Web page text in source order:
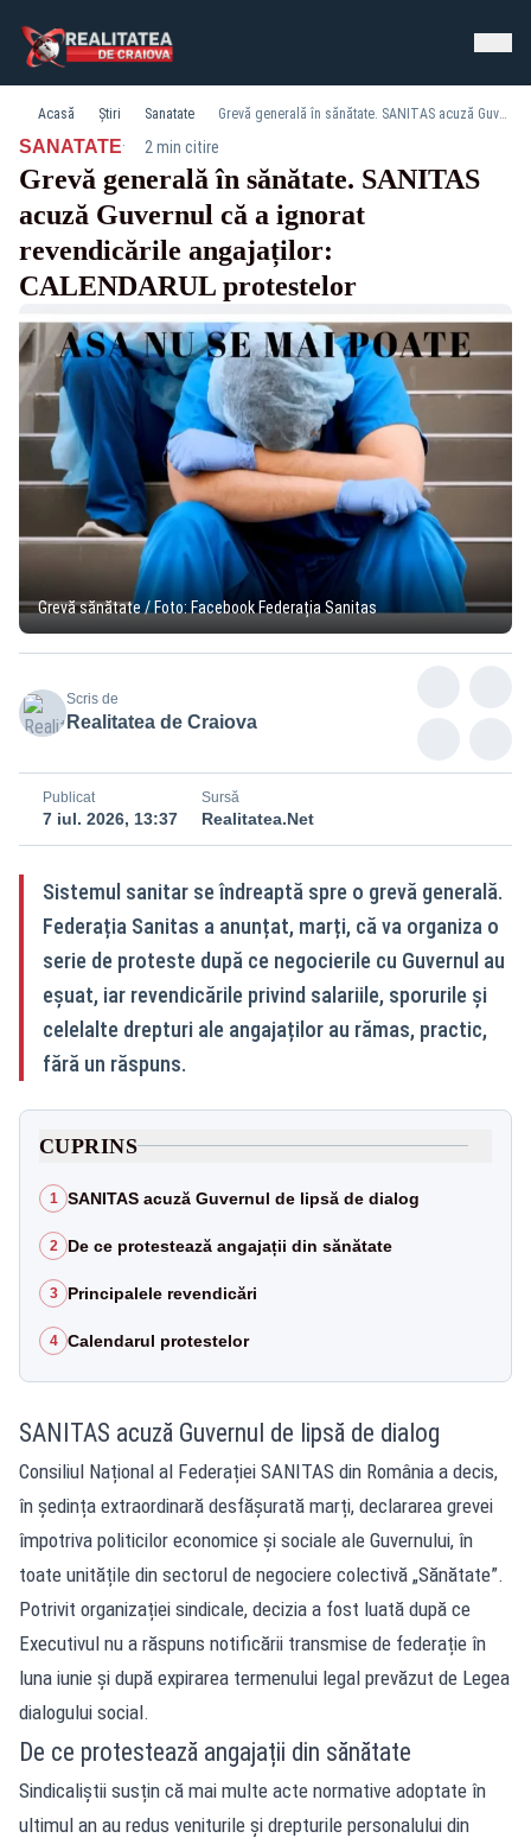
Acasă Știri Sanatate Grevă generală în sănătate. SANITAS acuză Guvernul că a ignorat revendicările angajaților: CALENDARUL protestelor
SANATATE· 2 min citire
Grevă generală în sănătate. SANITAS
acuză Guvernul că a ignorat
revendicările angajaților:
CALENDARUL protestelor
Grevă sănătate / Foto: Facebook Federația Sanitas
Scris de
Realitatea de Craiova
Publicat
7 iul. 2026, 13:37
Sursă
Realitatea.Net
Sistemul sanitar se îndreaptă spre o grevă generală.
Federația Sanitas a anunțat, marți, că va organiza o
serie de proteste după ce negocierile cu Guvernul au
eșuat, iar revendicările privind salariile, sporurile și
celelalte drepturi ale angajaților au rămas, practic,
fără un răspuns.
CUPRINS
1 SANITAS acuză Guvernul de lipsă de dialog
2 De ce protestează angajații din sănătate
3 Principalele revendicări
4 Calendarul protestelor
SANITAS acuză Guvernul de lipsă de dialog
Consiliul Național al Federației SANITAS din România a decis,
în ședința extraordinară desfășurată marți, declararea grevei
împotriva politicilor economice și sociale ale Guvernului, în
toate unitățile din sectorul de negociere colectivă „Sănătate”.
Potrivit organizației sindicale, decizia a fost luată după ce
Executivul nu a răspuns notificării transmise de federație în
luna iunie și după expirarea termenului legal prevăzut de Legea
dialogului social.
De ce protestează angajații din sănătate
Sindicaliștii susțin că mai multe acte normative adoptate în
ultimul an au redus veniturile și drepturile personalului din